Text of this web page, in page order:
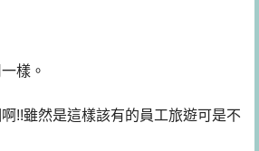
樣。
!!雖然是這樣該有的員工旅遊可是不